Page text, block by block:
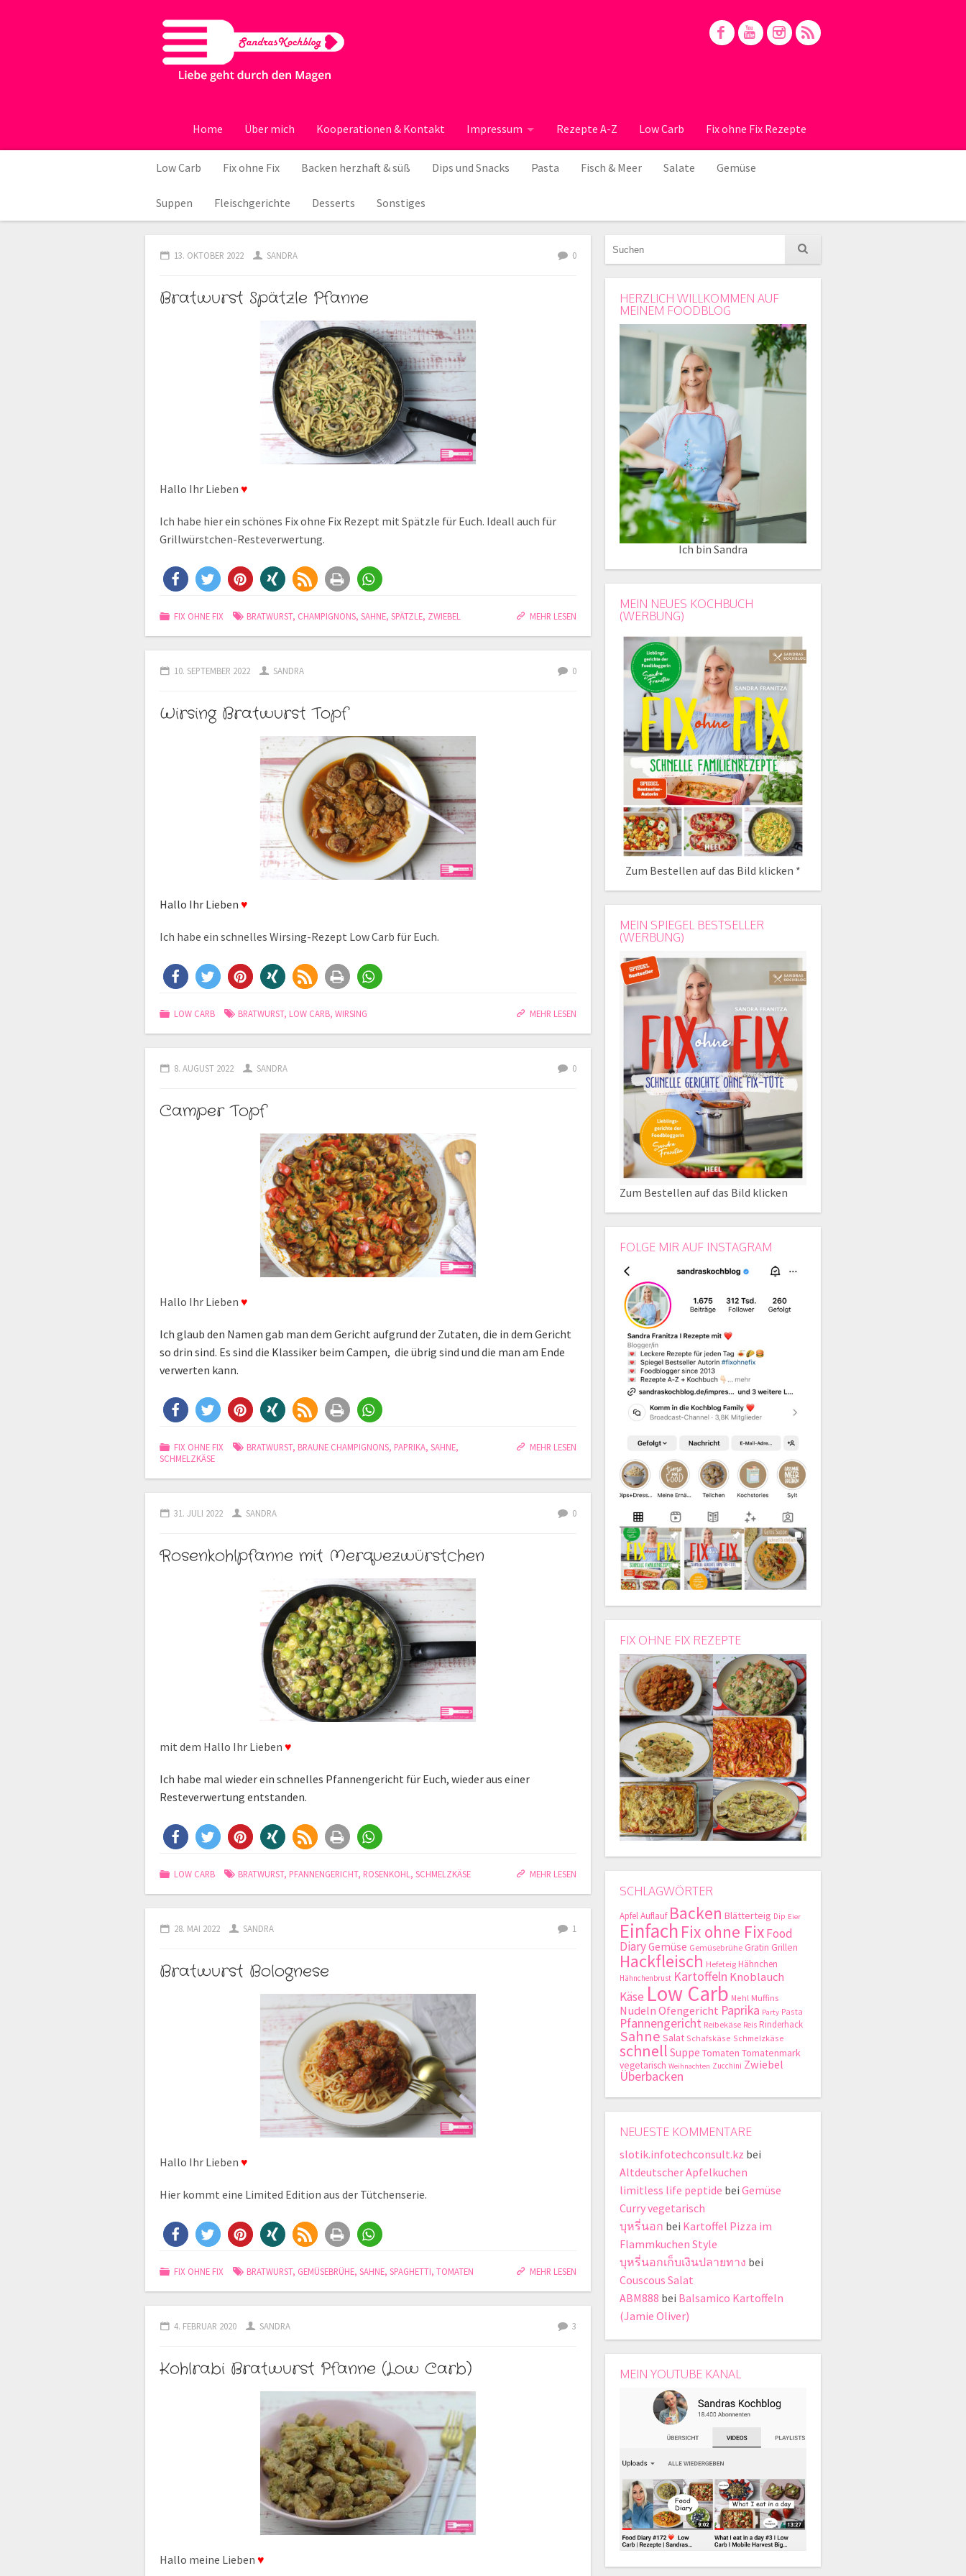
Home Über mich Kooperationen & Kontakt Impressum Rezepte A-Z Low Carb Fix ohne Fix Rezepte
Low Carb Fix ohne Fix Backen herzhaft & süß Dips und Snacks Pasta Fisch & Meer Salate Gemüse
Suppen Fleischgerichte Desserts Sonstiges
13. OKTOBER 2022 SANDRA 0
Bratwurst Spätzle Pfanne
Hallo Ihr Lieben ♥
Ich habe hier ein schönes Fix ohne Fix Rezept mit Spätzle für Euch. Ideall auch für
Grillwürstchen-Resteverwertung.
MEHR LESEN
FIX OHNE FIX BRATWURST, CHAMPIGNONS,SAHNE,SPÄTZLE, ZWIEBEL
10. SEPTEMBER 2022 SANDRA 0
Wirsing Bratwurst Topf
Hallo Ihr Lieben ♥
Ich habe ein schnelles Wirsing-Rezept Low Carb für Euch.
MEHR LESEN
LOW CARB BRATWURST, LOW CARB,WIRSING
8. AUGUST 2022 SANDRA 0
Camper Topf
Hallo Ihr Lieben ♥
Ich glaub den Namen gab man dem Gericht aufgrund der Zutaten, die in dem Gericht
so drin sind. Es sind die Klassiker beim Campen, die übrig sind und die man am Ende
verwerten kann.
MEHR LESEN
FIX OHNE FIX BRATWURST, BRAUNE CHAMPIGNONS, PAPRIKA,SAHNE,
SCHMELZKÄSE
31. JULI 2022 SANDRA 0
Rosenkohlpfanne mit Merquezwürstchen
mit dem Hallo Ihr Lieben ♥
Ich habe mal wieder ein schnelles Pfannengericht für Euch, wieder aus einer
Resteverwertung entstanden.
MEHR LESEN
LOW CARB BRATWURST, PFANNENGERICHT, ROSENKOHL ,SCHMELZKÄSE
28. MAI 2022 SANDRA 1
Bratwurst Bolognese
Hallo Ihr Lieben ♥
Hier kommt eine Limited Edition aus der Tütchenserie.
MEHR LESEN
FIX OHNE FIX BRATWURST, GEMÜSEBRÜHE,SAHNE,SPAGHETTI,TOMATEN
4. FEBRUAR 2020 SANDRA 3
Kohlrabi Bratwurst Pfanne (Low Carb)
Hallo meine Lieben ♥
HERZLICH WILLKOMMEN AUF
MEINEM FOODBLOG
Ich bin Sandra
MEIN NEUES KOCHBUCH
(WERBUNG)
Zum Bestellen auf das Bild klicken *
MEIN SPIEGEL BESTSELLER
(WERBUNG)
Zum Bestellen auf das Bild klicken
FOLGE MIR AUF INSTAGRAM
FIX OHNE FIX REZEPTE
SCHLAGWÖRTER
ApfelAuflauf Backen Blätterteig Dip Eier
Einfach Fix ohne FixFood
DiaryGemüse Gemüsebrühe Gratin Grillen
Hackfleisch Hefeteig Hähnchen
Hähnchenbrust Kartoffeln Knoblauch
Käse Low Carb Mehl Muffins
NudelnOfengericht Paprika Party Pasta
Pfannengericht Reibekäse Reis Rinderhack
Sahne Salat Schafskäse Schmelzkäse
schnell Suppe Tomaten Tomatenmark
vegetarisch Weihnachten Zucchini Zwiebel
Überbacken
NEUESTE KOMMENTARE
slotik.infotechconsult.kz bei
Altdeutscher Apfelkuchen
limitless life peptide bei Gemüse
Curry vegetarisch
บุหรี่นอก bei Kartoffel Pizza im
Flammkuchen Style
บุหรี่นอกเก็บเงินปลายทาง bei
Couscous Salat
ABM888 bei Balsamico Kartoffeln
(Jamie Oliver)
MEIN YOUTUBE KANAL